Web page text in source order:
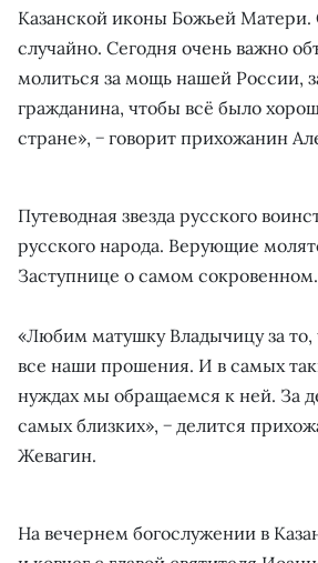
Казанской иконы Божьей Матери.
случайно. Сегодня очень важно
молиться за мощь нашей России,
гражданина, чтобы всё было
стране», − говорит прихожанин
Путеводная звезда русского
русского народа. Верующие
Заступнице о самом сокровенном.
«Любим матушку Владычицу за то,
все наши прошения. И в самых
нуждах мы обращаемся к ней. За
самых близких», − делится
Жевагин.
На вечернем богослужении в